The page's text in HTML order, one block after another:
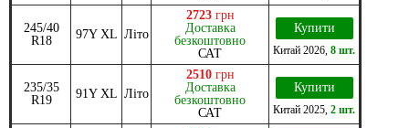
245/40
R18
97Y XL Літо
2723 грн
Доставка
безкоштовно
САТ
Купити
Китай 2026 8 шт.
235/35
R19
91Y XL Літо
2510 грн
Доставка
безкоштовно
САТ
Купити
Китай 2025 2 шт.